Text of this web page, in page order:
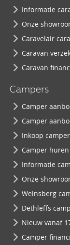
Informatie
Onze
Caravelair
Caravan
Caravan
Campers
Camper
Camper
Inkoop camper
Camper huren
Informatie
Onze
Weinsberg
Dethleffs
Nieuw vanaf
Camper